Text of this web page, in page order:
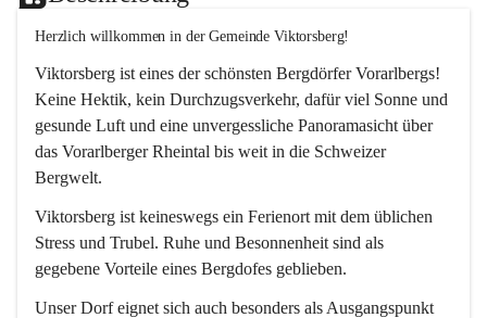
Herzlich willkommen in der Gemeinde Viktorsberg!
Viktorsberg ist eines der schönsten Bergdörfer Vorarlbergs!
Keine Hektik, kein Durchzugsverkehr, dafür viel Sonne und
gesunde Luft und eine unvergessliche Panoramasicht über
das Vorarlberger Rheintal bis weit in die Schweizer
Bergwelt.
Viktorsberg ist keineswegs ein Ferienort mit dem üblichen
Stress und Trubel. Ruhe und Besonnenheit sind als
gegebene Vorteile eines Bergdofes geblieben.
Unser Dorf eignet sich auch besonders als Ausgangspunkt